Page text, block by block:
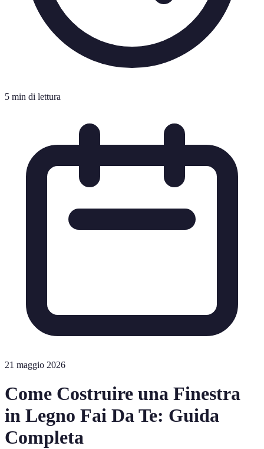
5 min di lettura
21 maggio 2026
Come Costruire una Finestra
in Legno Fai Da Te: Guida
Completa